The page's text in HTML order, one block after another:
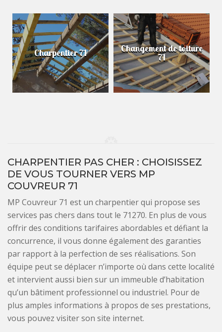
Charpentier 71 Changement de toiture
71
CHARPENTIER PAS CHER : CHOISISSEZ
DE VOUS TOURNER VERS MP
COUVREUR 71
MP Couvreur 71 est un charpentier qui propose ses
services pas chers dans tout le 71270. En plus de vous
offrir des conditions tarifaires abordables et défiant la
concurrence, il vous donne également des garanties
par rapport à la perfection de ses réalisations. Son
équipe peut se déplacer n’importe où dans cette localité
et intervient aussi bien sur un immeuble d’habitation
qu’un bâtiment professionnel ou industriel. Pour de
plus amples informations à propos de ses prestations,
vous pouvez visiter son site internet.